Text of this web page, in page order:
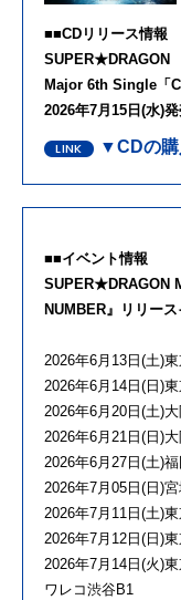
■■CDリリース情報
SUPER★DRAGON
Major 6th Single「
2026年7月15日(水)
▼CDの購
■■イベント情報
SUPER★DRAGON
NUMBER』リリース
2026年6月13日(土)
2026年6月14日(日)
2026年6月20日(土)
2026年6月21日(日)
2026年6月27日(土)
2026年7月05日(日)
2026年7月11日(土)
2026年7月12日(日)
2026年7月14日(火)
ワレコ渋谷B1